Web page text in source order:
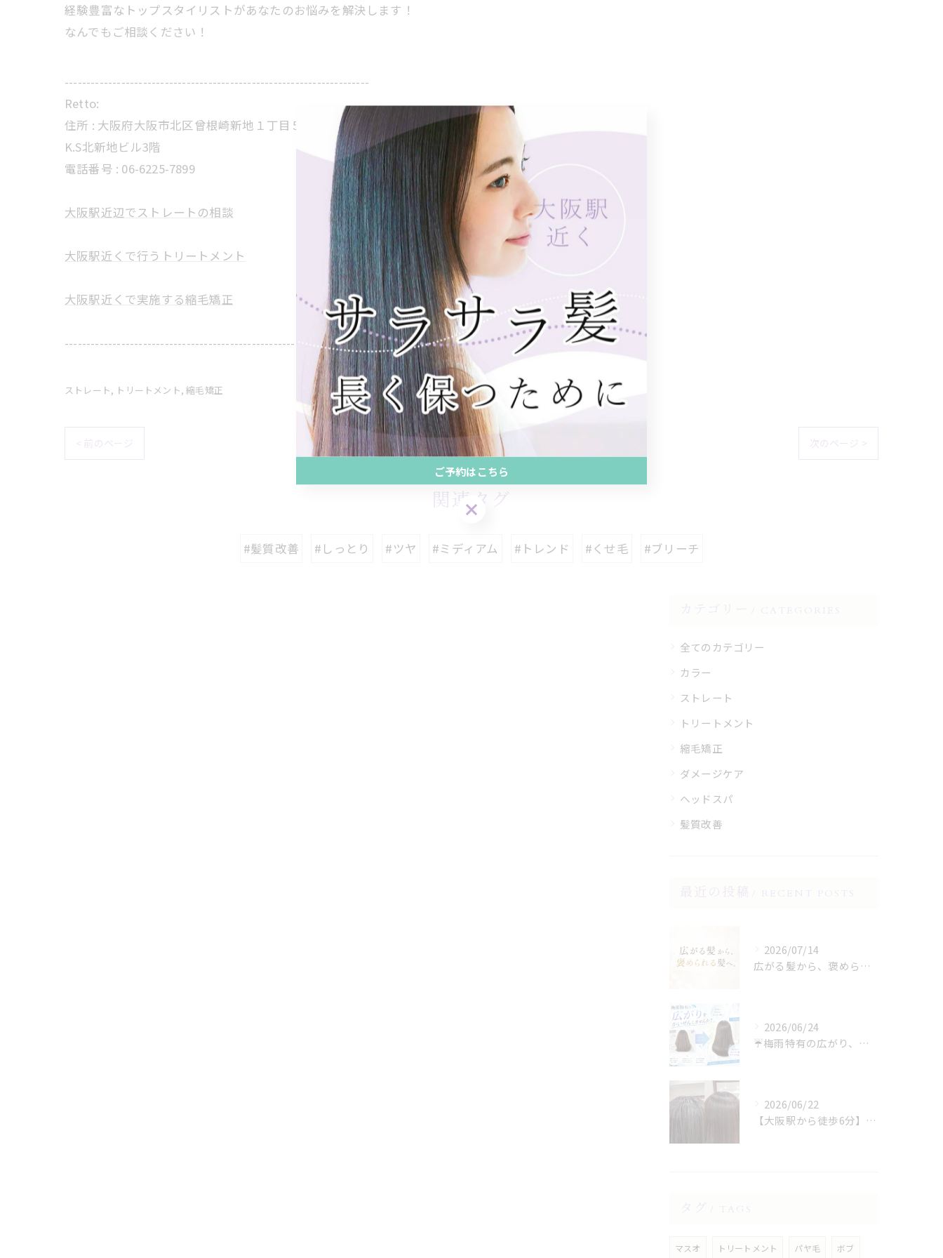
経験豊富なトップスタイリストがあなたのお悩みを解決します！
なんでもご相談ください！
----------------------------------------------------------------------
Retto:
住所 : 大阪府大阪市北区曾根崎新地１丁目５−２４
K.S北新地ビル3階
電話番号 : 06-6225-7899
大阪駅近辺でストレートの相談
大阪駅近くで行うトリートメント
大阪駅近くで実施する縮毛矯正
----------------------------------------------------------------------
ストレート トリートメント 縮毛矯正
< 前のページ 一覧に戻る 次のページ >
関連タグ
#髪質改善 #しっとり #ツヤ #ミディアム #トレンド #くせ毛 #ブリーチ
全てのカテゴリー
カラー
ストレート
トリートメント
縮毛矯正
ダメージケア
ヘッドスパ
髪質改善
2026/07/14
広がる髪から、褒められる髪へ。
2026/06/24
☔️梅雨特有の広がり、諦めていませんか？☔️
2026/06/22
【大阪駅から徒歩6分】縮毛矯正専門店の美容院で叶える梅雨のうねり対策
マスオ トリートメント パヤ毛 ボブ
ご予約はこちら